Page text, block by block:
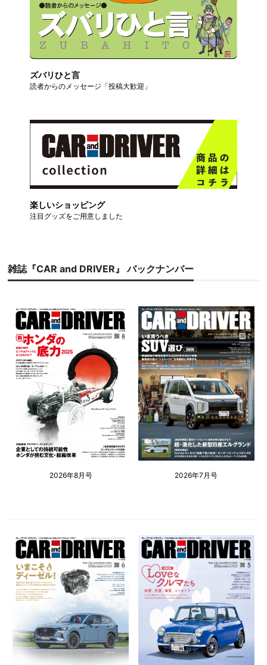
ズバリひと言
読者からのメッセージ「投稿大歓迎」
楽しいショッピング
注目グッズをご用意しました
雑誌『CAR and DRIVER』 バックナンバー
2026年8月号 2026年7月号